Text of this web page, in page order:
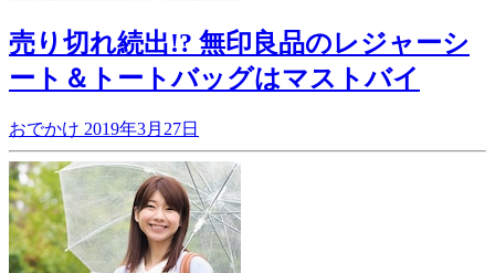
売り切れ続出!? 無印良品のレジャーシ
ート＆トートバッグはマストバイ
おでかけ 2019年3月27日